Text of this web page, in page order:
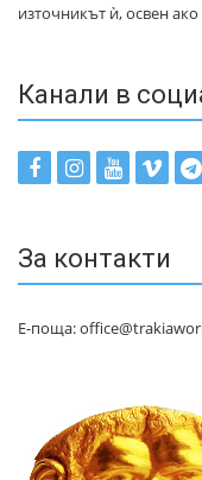
източникът ѝ, освен ако
Канали в
За контакти
Е-поща: